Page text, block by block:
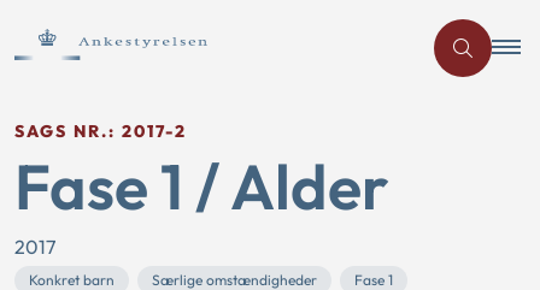
SAGS NR.: 2017-2
Fase 1 / Alder
2017
Konkret barn Særlige omstændigheder Fase 1